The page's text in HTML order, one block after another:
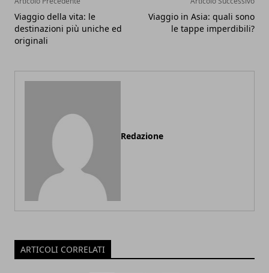
Viaggio della vita: le
destinazioni più uniche ed
originali
Viaggio in Asia: quali sono
le tappe imperdibili?
Redazione
ARTICOLI CORRELATI